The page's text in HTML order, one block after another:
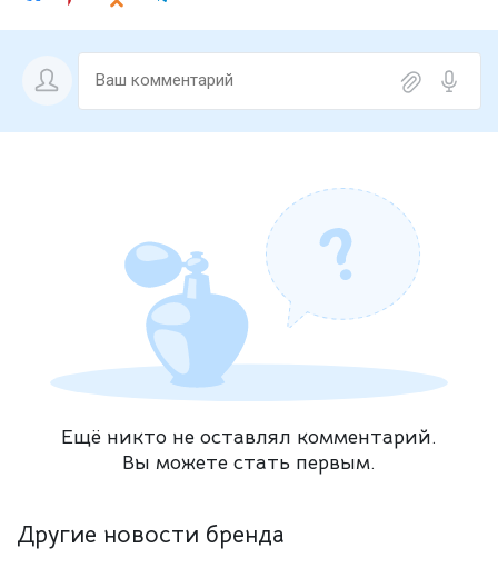
Ещё никто не оставлял комментарий.
Вы можете стать первым.
Другие новости бренда